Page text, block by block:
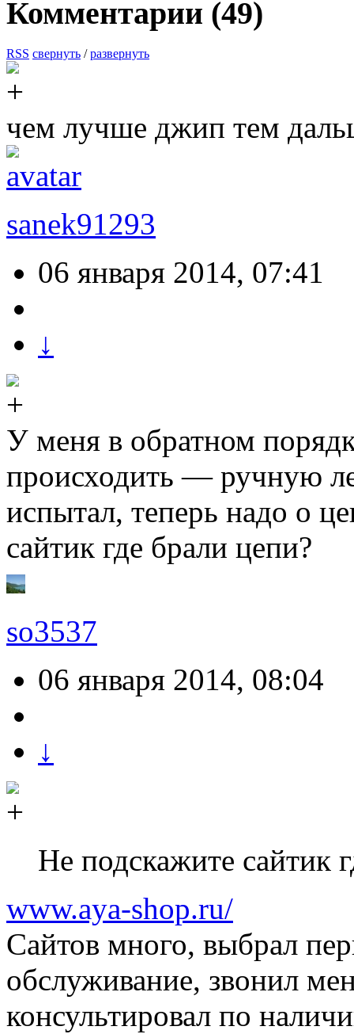
Комментарии (49)
RSS свернуть /развернуть
чем лучше джип тем
sanek91293
06 января 2014, 07:41
↓
У меня в обратном
происходить — ручную
испытал, теперь надо о
сайтик где брали цепи?
so3537
06 января 2014, 08:04
↓
Не подскажите сайтик
www.aya-shop.ru/
Сайтов много, выбрал
обслуживание, звонил
консультировал по